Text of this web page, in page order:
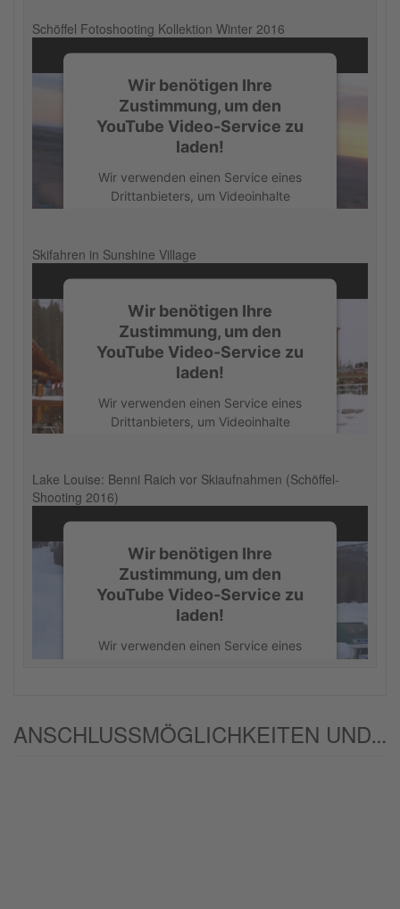
Bitte lesen Sie die Details durch und
Mehr Informationen
Akzeptieren
powered byUsercentrics Consent
Management Platform
Schöffel Fotoshooting Kollektion Winter 2016
Wir benötigen Ihre
Zustimmung, um den
YouTube Video-Service zu
laden!
Wir verwenden einen Service eines
Drittanbieters, um Videoinhalte
Bitte lesen Sie die Details durch und
Mehr Informationen
Akzeptieren
powered byUsercentrics Consent
Management Platform
Skifahren in Sunshine Village
Wir benötigen Ihre
Zustimmung, um den
YouTube Video-Service zu
laden!
Wir verwenden einen Service eines
Drittanbieters, um Videoinhalte
Bitte lesen Sie die Details durch und
stimmen Sie der Nutzung des Service
Mehr Informationen
Akzeptieren
Management Platform
Lake Louise: Benni Raich vor Skiaufnahmen (Schöffel-
Shooting 2016)
Wir benötigen Ihre
Zustimmung, um den
YouTube Video-Service zu
laden!
Wir verwenden einen Service eines
Bitte lesen Sie die Details durch und
stimmen Sie der Nutzung des Service
ANSCHLUSSMÖGLICHKEITEN UND/ODER ALTERNATIVEN: